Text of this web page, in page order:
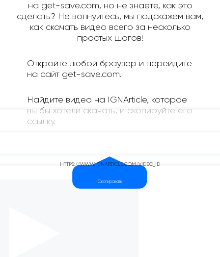
на get-save.com, но не знаете, как это
сделать? Не волнуйтесь, мы подскажем вам,
как скачать видео всего за несколько
простых шагов!
Откройте любой браузер и перейдите
на сайт get-save.com.
Найдите видео на IGNArticle, которое
вы бы хотели скачать, и скопируйте его
ссылку.